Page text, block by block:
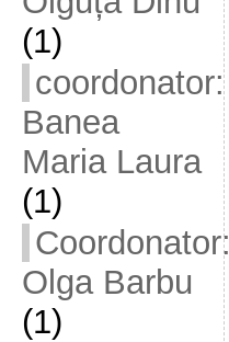
(1)
coordonator:
Banea
Maria Laura
(1)
Coordonator:
Olga Barbu
(1)